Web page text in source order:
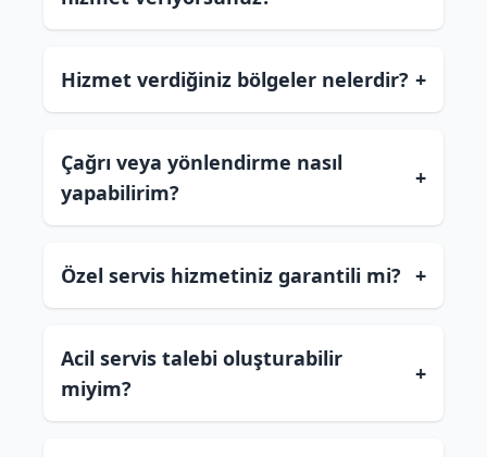
Hizmet verdiğiniz bölgeler nelerdir? +
Çağrı veya yönlendirme nasıl
yapabilirim?
+
Özel servis hizmetiniz garantili mi? +
Acil servis talebi oluşturabilir
miyim?
+